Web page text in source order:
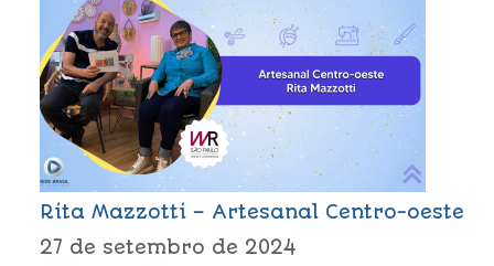
Rita Mazzotti – Artesanal Centro-oeste
27 de setembro de 2024